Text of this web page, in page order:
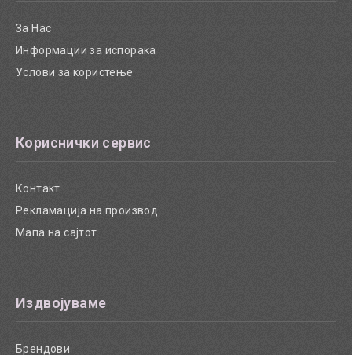
За Нас
Информации за испорака
Услови за користење
Кориснички сервис
Контакт
Рекламација на производ
Мапа на сајтот
Издвојуваме
Брендови